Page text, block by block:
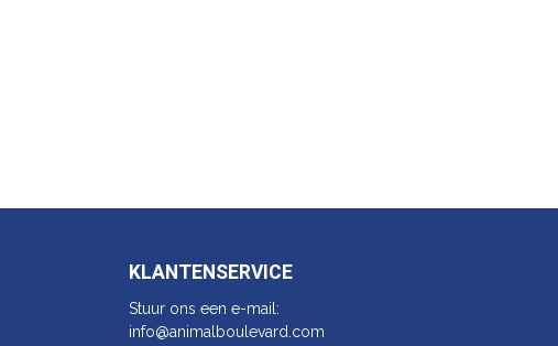
KLANTENSERVICE
Stuur ons een e-mail:
info@animalbo​ulevard.com